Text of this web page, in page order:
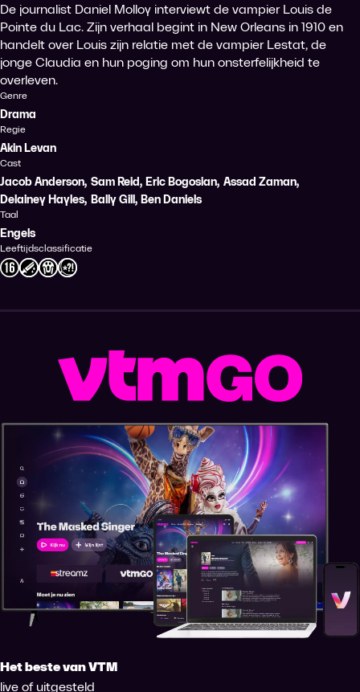
De journalist Daniel Molloy interviewt de vampier Louis de
Pointe du Lac. Zijn verhaal begint in New Orleans in 1910 en
handelt over Louis zijn relatie met de vampier Lestat, de
jonge Claudia en hun poging om hun onsterfelijkheid te
overleven.
Genre
Drama
Regie
Akin Levan
Cast
Jacob Anderson, Sam Reid, Eric Bogosian, Assad Zaman,
Delainey Hayles, Bally Gill , Ben Daniels
Taal
Engels
Leeftijdsclassificatie
Het beste van VTM
live of uitgesteld